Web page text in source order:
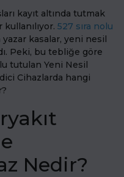
kayıt altında tutmak
527 sıra nolu
kasalar, yeni nesil
Peki, bu tebliğe göre
tutulan Yeni Nesil
Cihazlarda hangi
Nedir?